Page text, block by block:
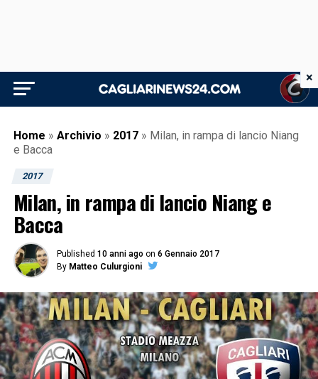
Home » Archivio » 2017 » Milan, in rampa di lancio Niang
e Bacca
2017
Milan, in rampa di lancio Niang e
Bacca
Published 10 anni ago on 6 Gennaio 2017
By Matteo Culurgioni
×